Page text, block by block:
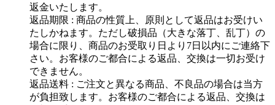
返金いたします。
返品期限 : 商品の性質上、原則として返品はお受けい
たしかねます。ただし破損品（大きな落丁、乱丁）の
場合に限り、商品のお受取り日より7日以内にご連絡下
さい。お客様のご都合による返品、交換は一切お受け
できません。
返品送料 : ご注文と異なる商品、不良品の場合は当方
が負担致します。お客様のご都合による返品、交換は